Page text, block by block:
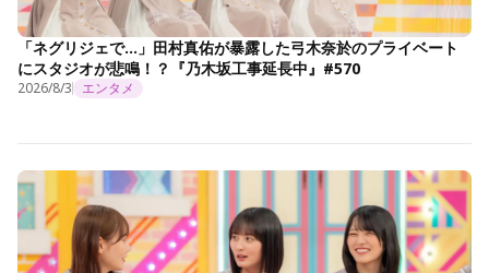
「ネグリジェで…」田村真佑が暴露した弓木奈於のプライベート
にスタジオが悲鳴！？『乃木坂工事延長中』#570
2026/8/3 エンタメ